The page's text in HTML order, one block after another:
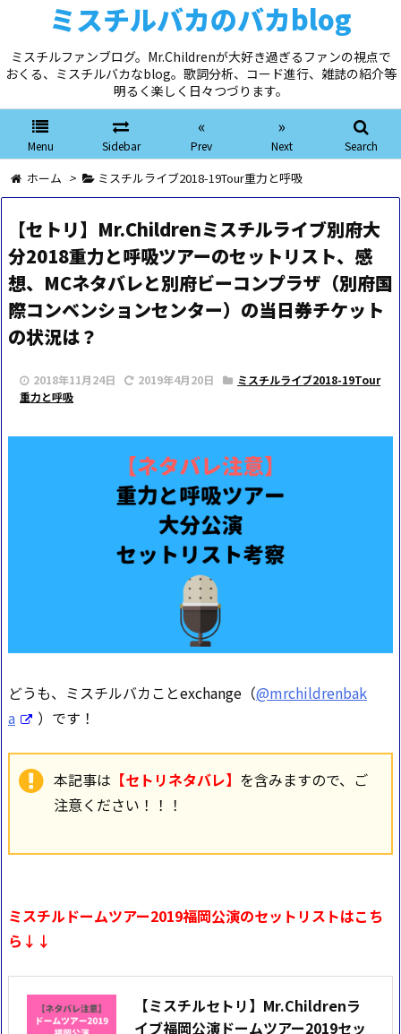
ミスチルバカのバカblog
ミスチルファンブログ。Mr.Childrenが大好き過ぎるファンの視点で
おくる、ミスチルバカなblog。歌詞分析、コード進行、雑誌の紹介等
明るく楽しく日々つづります。
Menu Sidebar
«
Prev
»
Next Search
ホーム > ミスチルライブ2018-19Tour重力と呼吸
【セトリ】Mr.Childrenミスチルライブ別府大
分2018重力と呼吸ツアーのセットリスト、感
想、MCネタバレと別府ビーコンプラザ（別府国
際コンベンションセンター）の当日券チケット
の状況は？
2018年11月24日 2019年4月20日
ミスチルライブ2018-19Tour
重力と呼吸
どうも、ミスチルバカことexchange（@mrchildrenbak
a
）です！
本記事は 【セトリネタバレ】 を含みますので、ご
注意ください！！！
ミスチルドームツアー2019福岡公演のセットリストはこち
ら↓↓
【ミスチルセトリ】Mr.Childrenラ
イブ福岡公演ドームツアー2019セッ